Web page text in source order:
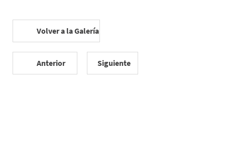
Volver a la Galería
Anterior Siguiente